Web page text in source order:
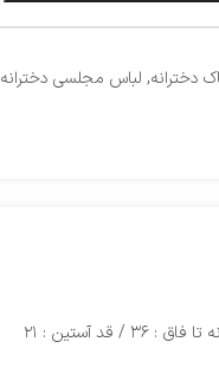
دخترانه, لباس مجلسی دخترانه